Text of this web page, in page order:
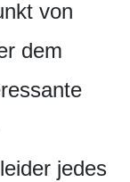
von
dem
jedes